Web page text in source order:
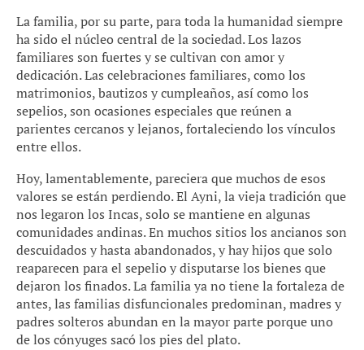
La familia, por su parte, para toda la humanidad siempre
ha sido el núcleo central de la sociedad. Los lazos
familiares son fuertes y se cultivan con amor y
dedicación. Las celebraciones familiares, como los
matrimonios, bautizos y cumpleaños, así como los
sepelios, son ocasiones especiales que reúnen a
parientes cercanos y lejanos, fortaleciendo los vínculos
entre ellos.
Hoy, lamentablemente, pareciera que muchos de esos
valores se están perdiendo. El Ayni, la vieja tradición que
nos legaron los Incas, solo se mantiene en algunas
comunidades andinas. En muchos sitios los ancianos son
descuidados y hasta abandonados, y hay hijos que solo
reaparecen para el sepelio y disputarse los bienes que
dejaron los finados. La familia ya no tiene la fortaleza de
antes, las familias disfuncionales predominan, madres y
padres solteros abundan en la mayor parte porque uno
de los cónyuges sacó los pies del plato.